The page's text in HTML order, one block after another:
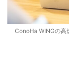
ConoHa WINGの高